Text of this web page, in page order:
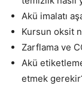
Akü imalatı
Kursun oksit
Zarflama ve
Akü
etmek